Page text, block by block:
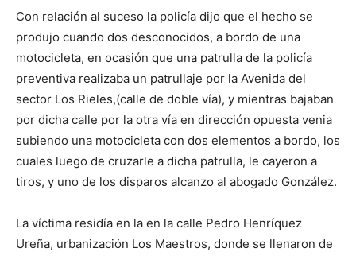
Con relación al suceso la policía dijo que el hecho se
produjo cuando dos desconocidos, a bordo de una
motocicleta, en ocasión que una patrulla de la policía
preventiva realizaba un patrullaje por la Avenida del
sector Los Rieles,(calle de doble vía), y mientras bajaban
por dicha calle por la otra vía en dirección opuesta venia
subiendo una motocicleta con dos elementos a bordo, los
cuales luego de cruzarle a dicha patrulla, le cayeron a
tiros, y uno de los disparos alcanzo al abogado González.
La víctima residía en la en la calle Pedro Henríquez
Ureña, urbanización Los Maestros, donde se llenaron de